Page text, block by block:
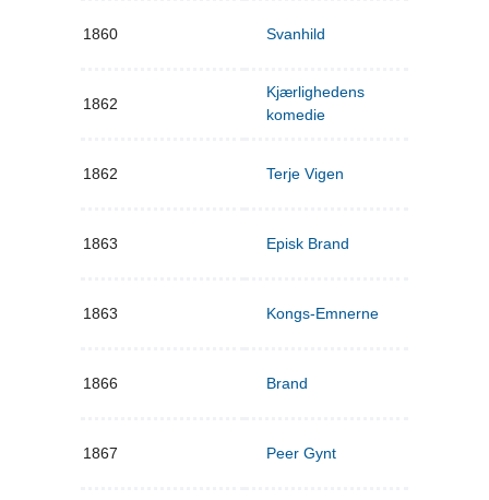
1860 Svanhild
1862
Kjærlighedens
komedie
1862 Terje Vigen
1863 Episk Brand
1863 Kongs-Emnerne
1866 Brand
1867 Peer Gynt